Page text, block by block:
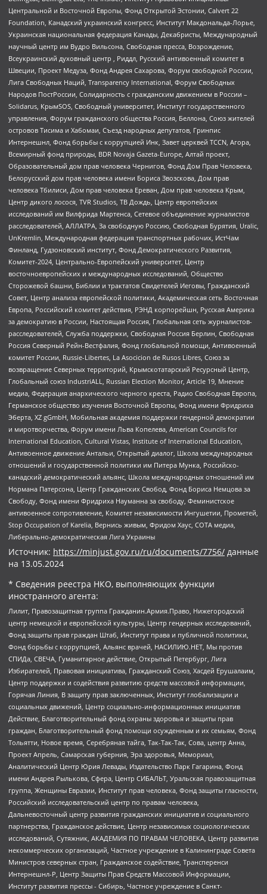
Центральной и Восточной Европы, Фонд Открытой Эстонии, Calvert 22
Foundation, Канадский украинский конгресс, Институт Макдональда-Лорье,
Украинская национальная федерация Канады, Декабристы, Международный
научный центр им Вудро Вильсона, Свободная пресса, Возрождение,
Всеукраинский духовный центр , Риддл, Русский антивоенный комитет в
Швеции, Проект Медуза, Фонд Андрея Сахарова, Форум свободной России,
Лига Свободных Наций, Transparеncy International, Форум Свободных
Народов ПостРоссии, Солидарность с гражданским движением в России –
Solidarus, КрымSOS, Свободный университет, Институт государственного
управления, Форум гражданского общества Россия, Беллона, Союз жителей
островов Тисима и Хабомаи, Съезд народных депутатов, Гринпис
Интернешнл, Фонд борьбы с коррупцией Инк, Завет церквей TCCN, Агора,
Всемирный фонд природы, BDR Novaja Gazeta-Europe, Алтай проект,
Образовательный дом прав человека Чернигов, Фонд Дом Прав Человека,
Белорусский дом прав человека имени Бориса Звозскова, Дом прав
человека Тбилиси, Дом прав человека Ереван, Дом прав человека Крым,
Центр дикого лосося, TVR Studios, ТВ Дождь, Центр европейских
исследований им Вилфрида Мартенса, Сетевое объединение журналистов
расследователей, АЛЛАТРА, За свободную Россию, Свободная Бурятия, Uralic,
UnKremlin, Международная федерация транспортных рабочих, ИстЧам
Финланд, Гудзоновский институт, Фонд Демократического Развития,
Комитет-2024, Центрально-Европейский университет, Центр
восточноевропейских и международных исследований, Общество
Сторожевой башни, Библии и трактатов Свидетелей Иеговы, Гражданский
Совет, Центр анализа европейской политики, Академическая сеть Восточная
Европа, Российский комитет действия, РЭНД корпорейшн, Русская Америка
за демократию в России, Настоящая Россия, Глобальная сеть журналистов-
расследователей, Служба поддержки, Свободная Россия Берлин, Свободная
Россия Северный Рейн-Вестфалия, Фонд глобальной помощи, Антивоенный
комитет России, Russie-Libertes, La Asocicion de Rusos Libres, Союз за
возвращение Северных территорий, Крымскотатарский Ресурсный Центр,
Глобальный союз IndustriALL, Russian Election Monitor, Article 19, Мнение
медиа, Федерация анархического черного креста, Радио Свободная Европа,
Германское общество изучения Восточной Европы, Фонд имени Фридриха
Эберта, XZ gGmbH, Мобильная академия поддержки гендерной демократии
и миротворчества, Форум имени Льва Копелева, American Councils for
International Education, Cultural Vistas, Institute of International Education,
Антивоенное движение Антальи, Открытый диалог, Школа международных
отношений и государственной политики им Питера Мунка, Российско-
канадский демократический альянс, Школа международных отношений им
Нормана Патерсона, Центр Гражданских Свобод, Фонд Бориса Немцова за
Свободу, Фонд имени Фридриха Науманна за свободу, Феминистское
антивоенное сопротивление, Комитет независимости Ингушетии, Прометей,
Stop Occupation of Karelia, Вернись живым, Фридом Хаус, СОТА медиа,
Либерально-демократическая Лига Украины
Источник: https://minjust.gov.ru/ru/documents/7756/ данные
на 13.05.2024
* Сведения реестра НКО, выполняющих функции
иностранного агента:
Лилит, Правозащитная группа Гражданин.Армия.Право, Нижегородский
центр немецкой и европейской культуры, Центр гендерных исследований,
Фонд защиты прав граждан Штаб, Институт права и публичной политики,
Фонд борьбы с коррупцией, Альянс врачей, НАСИЛИЮ.НЕТ, Мы против
СПИДа, СВЕЧА, Гуманитарное действие, Открытый Петербург, Лига
Избирателей, Правовая инициатива, Гражданский Союз, Хасдей Ерушалаим,
Центр поддержки и содействия развитию средств массовой информации,
Горячая Линия, В защиту прав заключенных, Институт глобализации и
социальных движений, Центр социально-информационных инициатив
Действие, Благотворительный фонд охраны здоровья и защиты прав
граждан, Благотворительный фонд помощи осужденным и их семьям, Фонд
Тольятти, Новое время, Серебряная тайга, Так-Так-Так, Сова, центр Анна,
Проект Апрель, Самарская губерния, Эра здоровья, Мемориал,
Аналитический Центр Юрия Левады, Издательство Парк Гагарина, Фонд
имени Андрея Рылькова, Сфера, Центр СИБАЛЬТ, Уральская правозащитная
группа, Женщины Евразии, Институт прав человека, Фонд защиты гласности,
Российский исследовательский центр по правам человека,
Дальневосточный центр развития гражданских инициатив и социального
партнерства, Гражданское действие, Центр независимых социологических
исследований, Сутяжник, АКАДЕМИЯ ПО ПРАВАМ ЧЕЛОВЕКА, Центр развития
некоммерческих организаций, Частное учреждение в Калининграде Совета
Министров северных стран, Гражданское содействие, Трансперенси
Интернешнл-Р, Центр Защиты Прав Средств Массовой Информации,
Институт развития прессы - Сибирь, Частное учреждение в Санкт-